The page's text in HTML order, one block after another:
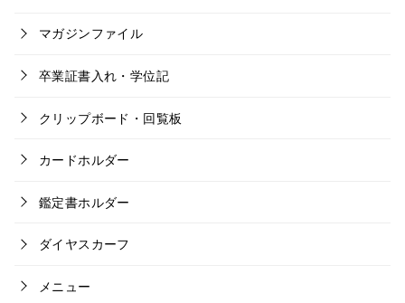
マガジンファイル
卒業証書入れ・学位記
クリップボード・回覧板
カードホルダー
鑑定書ホルダー
ダイヤスカーフ
メニュー